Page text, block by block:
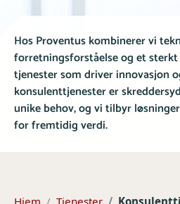
Hos Proventus kombinerer vi
forretningsforståelse og et
tjenester som driver innovasjon
konsulenttjenester er
unike behov, og vi tilbyr
for fremtidig verdi.